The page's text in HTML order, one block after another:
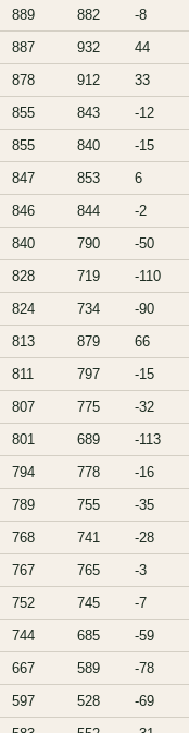
889 882 -8
887 932 44
878 912 33
855 843 -12
855 840 -15
847 853 6
846 844 -2
840 790 -50
828 719 -110
824 734 -90
813 879 66
811 797 -15
807 775 -32
801 689 -113
794 778 -16
789 755 -35
768 741 -28
767 765 -3
752 745 -7
744 685 -59
667 589 -78
597 528 -69